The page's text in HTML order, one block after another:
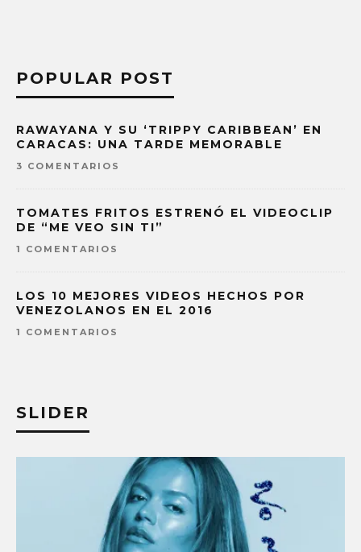
POPULAR POST
RAWAYANA Y SU ‘TRIPPY CARIBBEAN’ EN
CARACAS: UNA TARDE MEMORABLE
3 COMENTARIOS
TOMATES FRITOS ESTRENÓ EL VIDEOCLIP
DE “ME VEO SIN TI”
1 COMENTARIOS
LOS 10 MEJORES VIDEOS HECHOS POR
VENEZOLANOS EN EL 2016
1 COMENTARIOS
SLIDER